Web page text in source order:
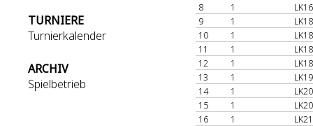
TURNIERE
Turnierkalender
ARCHIV
Spielbetrieb
8
1
9
1
10
1
11
1
12
1
13
1
14
1
15
1
16
1